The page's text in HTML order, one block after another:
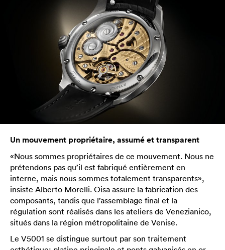
Un mouvement propriétaire, assumé et transparent
«Nous sommes propriétaires de ce mouvement. Nous ne
prétendons pas qu’il est fabriqué entièrement en
interne, mais nous sommes totalement transparents»,
insiste Alberto Morelli. Oisa assure la fabrication des
composants, tandis que l’assemblage final et la
régulation sont réalisés dans les ateliers de Venezianico,
situés dans la région métropolitaine de Venise.
Le V5001 se distingue surtout par son traitement